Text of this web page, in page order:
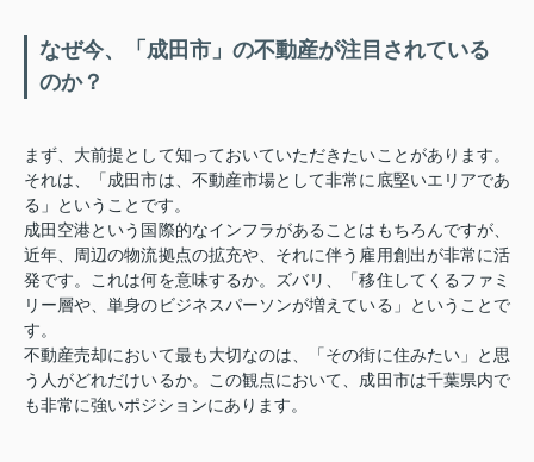
なぜ今、「成田市」の不動産が注目されている
のか？
まず、大前提として知っておいていただきたいことがあります。
それは、「成田市は、不動産市場として非常に底堅いエリアであ
る」ということです。
成田空港という国際的なインフラがあることはもちろんですが、
近年、周辺の物流拠点の拡充や、それに伴う雇用創出が非常に活
発です。これは何を意味するか。ズバリ、「移住してくるファミ
リー層や、単身のビジネスパーソンが増えている」ということで
す。
不動産売却において最も大切なのは、「その街に住みたい」と思
う人がどれだけいるか。この観点において、成田市は千葉県内で
も非常に強いポジションにあります。